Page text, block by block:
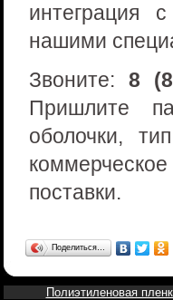
интеграция
нашими
Звоните: 8
Пришлите
оболочки,
поставки.
Поделиться…
Полиэтиленовая